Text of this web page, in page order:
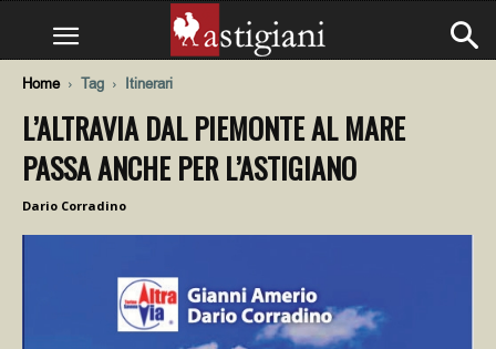
Home Tag Itinerari
L’ALTRAVIA DAL PIEMONTE AL MARE
PASSA ANCHE PER L’ASTIGIANO
Dario Corradino